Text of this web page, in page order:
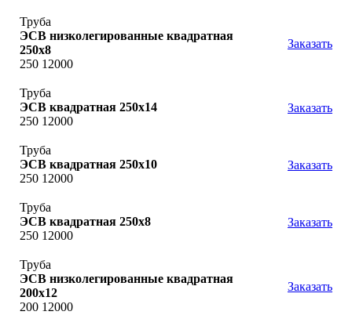
Труба
ЭСВ низколегированные квадратная
250x8
250 12000
Заказать
Труба
ЭСВ квадратная 250х14
250 12000
Заказать
Труба
ЭСВ квадратная 250х10
250 12000
Заказать
Труба
ЭСВ квадратная 250х8
250 12000
Заказать
Труба
ЭСВ низколегированные квадратная
200x12
200 12000
Заказать